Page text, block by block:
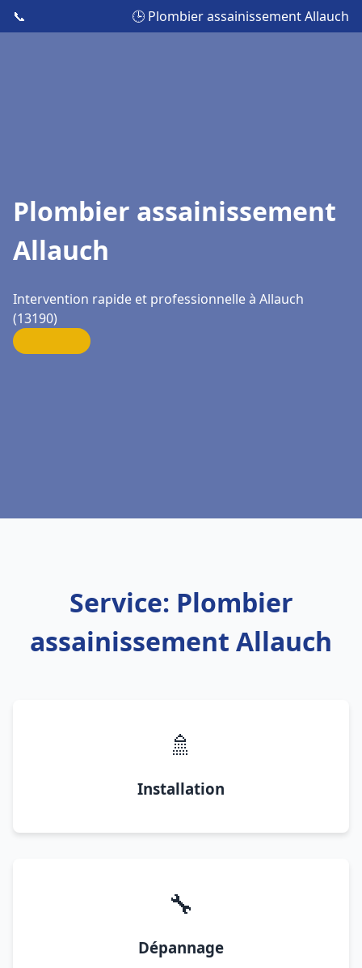
📞 🕒 Plombier assainissement Allauch
Plombier assainissement
Allauch
Intervention rapide et professionnelle à Allauch
(13190)
Service: Plombier
assainissement Allauch
🚿
Installation
🔧
Dépannage